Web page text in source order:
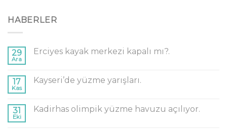
HABERLER
29
Ara
Erciyes kayak merkezi kapalı mı?.
17
Kas
Kayseri’de yüzme yarışları.
31
Eki
Kadirhas olimpik yüzme havuzu açılıyor.